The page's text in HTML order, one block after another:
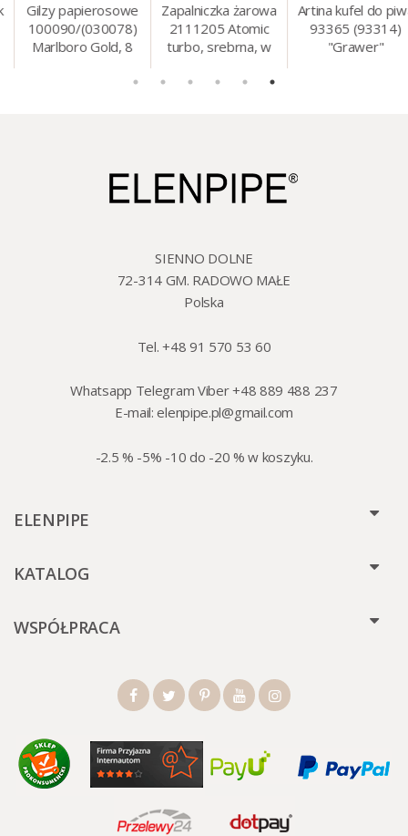
Gilzy papierosowe
100090/(030078)
Marlboro Gold, 8
Zapalniczka żarowa
2111205 Atomic
turbo, srebrna, w
Artina kufel do piwa
93365 (93314)
"Grawer"
szklo/cyna, 425 ml,
SIENNO DOLNE
72-314 GM. RADOWO MAŁE
Polska
Tel. +48 91 570 53 60
Whatsapp Telegram Viber +48 889 488 237
E-mail:elenpipe.pl@gmail.com
-2.5 % -5% -10 do -20 % w koszyku.
ELENPIPE
KATALOG
WSPÓŁPRACA